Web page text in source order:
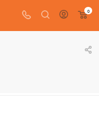
0